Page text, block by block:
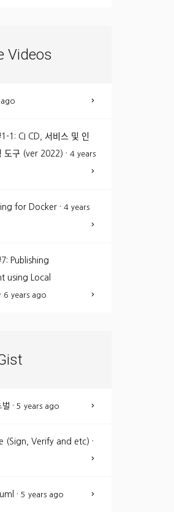
Videos
ago
1: CI CD, 서비스 및 인
도구 (ver 2022) · 4 years
for Docker · 4 years
#7: Publishing
using Local
· 6 years ago
· 5 years ago
(Sign, Verify and etc) ·
· 5 years ago